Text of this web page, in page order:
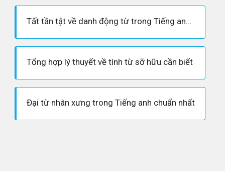
Tất tần tật về danh động từ trong Tiếng anh chính xác nhất
Tổng hợp lý thuyết về tính từ sỡ hữu cần biết
Đại từ nhân xưng trong Tiếng anh chuẩn nhất